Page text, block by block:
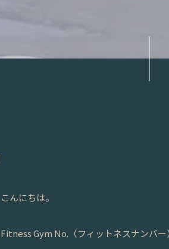
こんにちは。
Fitness Gym No.（フィットネスナンバー